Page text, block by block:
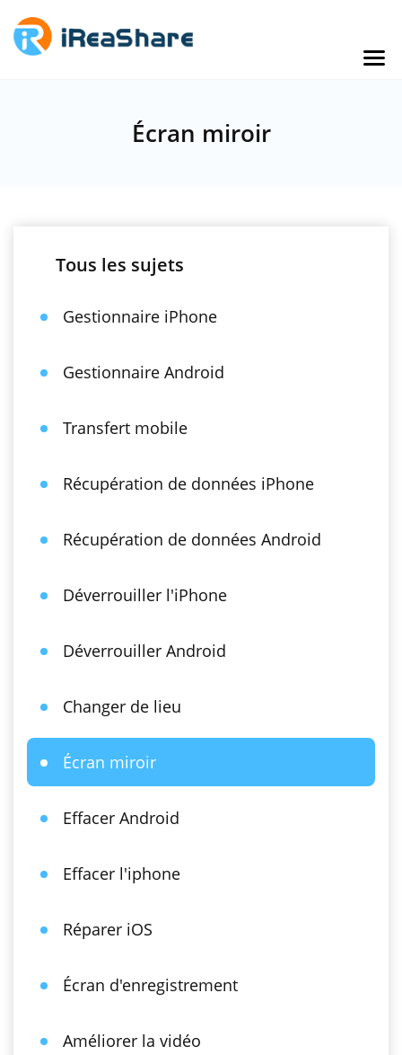
Écran miroir
Tous les sujets
Gestionnaire iPhone
Gestionnaire Android
Transfert mobile
Récupération de données iPhone
Récupération de données Android
Déverrouiller l'iPhone
Déverrouiller Android
Changer de lieu
Écran miroir
Effacer Android
Effacer l'iphone
Réparer iOS
Écran d'enregistrement
Améliorer la vidéo